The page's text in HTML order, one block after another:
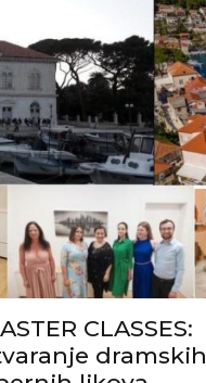
CLASSES:
dramskih